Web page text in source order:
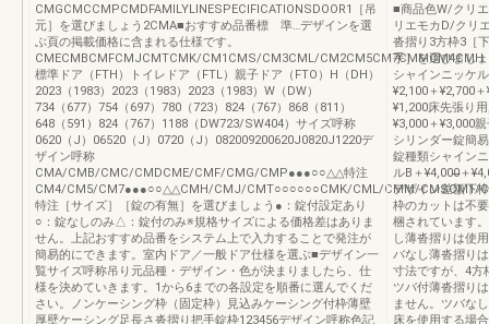
CMGCMCCMPCMDFAMILYLINESPECIFICATIONSDOOR1［吊
元］を選びましょう2CMA■おすすめ品番標 準…デザインを選
ぶ頁の掲載価格に含まれる仕様です。
CMECMBCMFCMJCMTCMK/CM1CMS/CM3CML/CM2CM5CM7CMMCM4CMH
標準ドア（FTH）トイレドア（FTL）親子ドア（FTO）H（DH）
2023（1983）2023（1983）2023（1983）W（DW）
734（677）754（697）780（723）824（767）868（811）
648（591）824（767）1188（DW723/SW404）サイズ呼称
0620（J）06520（J）0720（J）082009200620J0820J1220デ
ザイン呼称
CMA/CMB/CMC/CMDCME/CMF/CMG/CMP●●●○○△△特注
CM4/CM5/CM7●●●○○△△CMH/CMJ/CMT○○○○○○CMK/CML/CMM/CMSCM1/
特注［サイズ］［錠の有無］を選びましょう●：錠付設定あり
○：錠なしのみ△：錠付のみ※規格サイズによる価格差はありま
せん。上記おすすめ品番をシステム上で入力することで発注が
簡易的にできます。室内ドア／一般ドア仕様を選ぶ■デザイン一
覧サイズ呼称吊り元品種・デザイン・色が決まりましたら、仕
様を決めていきます。1から6までの各設定を順番に選んでくだ
さい。ノンケーシング枠（固定枠）見込みケーシング付枠薄壁
厚壁ケーシング足長さ沓摺り把手錠枠123456デザイン呼称色記
■商品色W/クリ
リエモカD/クリ
沓摺り3方枠3［
手］を選びまし
シャインニッケ
¥2,100＋¥2,700
¥1,200床先張り
¥3,000＋¥3,000
シリンダー錠簡
錠種類シャイン
ルB＋¥4,000̶̶＋
デザイン差額下
枠のカットは不
梱されています
し薄沓摺りは使
バなし薄沓摺り
寸法ですが、4方
ツバ付薄沓摺り
ません。ツバな
床を使用する場